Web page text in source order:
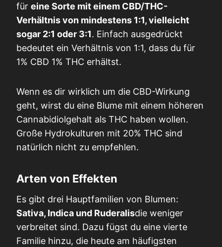
für eine Sorte mit einem CBD/THC-
Verhältnis von mindestens 1:1, vielleicht
sogar 2:1 oder 3:1. Einfach ausgedrückt
bedeutet ein Verhältnis von 1:1, dass du für
1% CBD 1% THC erhältst.
Wenn es dir wirklich um die CBD-Wirkung
geht, wirst du eine Blume mit einem höheren
Cannabidiolgehalt als THC haben wollen.
Große Hydrokulturen mit 20% THC sind
natürlich nicht zu empfehlen.
Arten von Effekten
Es gibt drei Hauptfamilien von Blumen:
Sativa, Indica und Ruderalisdie weniger
verbreitet sind. Dazu fügst du eine vierte
Familie hinzu, die heute am häufigsten